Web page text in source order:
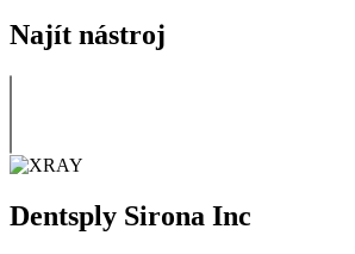
Najít nástroj
Dentsply Sirona Inc